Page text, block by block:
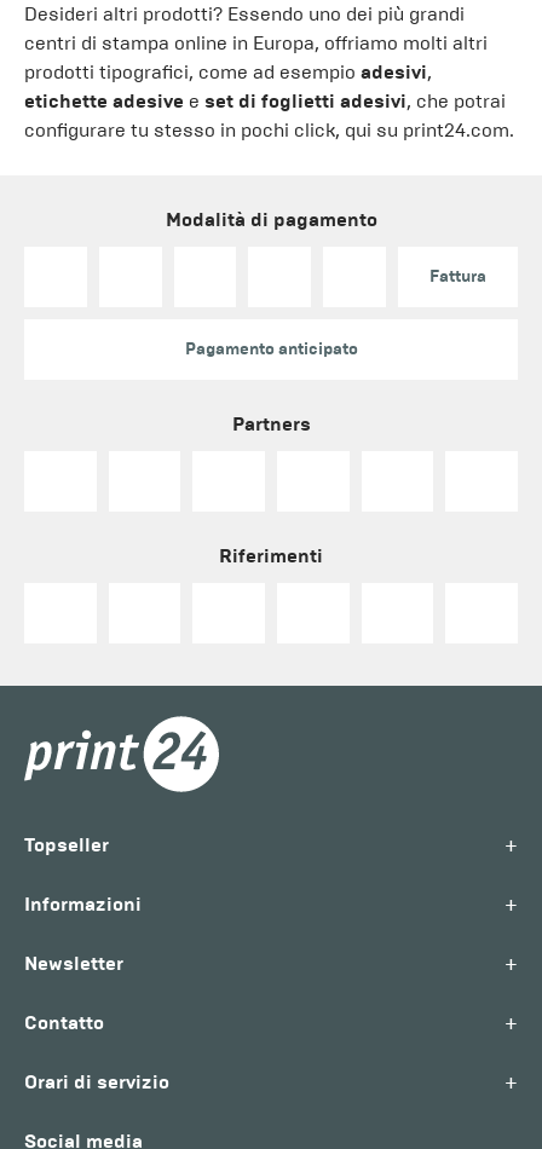
Desideri altri prodotti? Essendo uno dei più grandi
centri di stampa online in Europa, offriamo molti altri
prodotti tipografici, come ad esempio adesivi,
etichette adesive e set di foglietti adesivi, che potrai
configurare tu stesso in pochi click, qui su print24.com.
Modalità di pagamento
Fattura
Pagamento anticipato
Partners
Riferimenti
Topseller +
Informazioni +
Newsletter +
Contatto +
Orari di servizio +
Social media